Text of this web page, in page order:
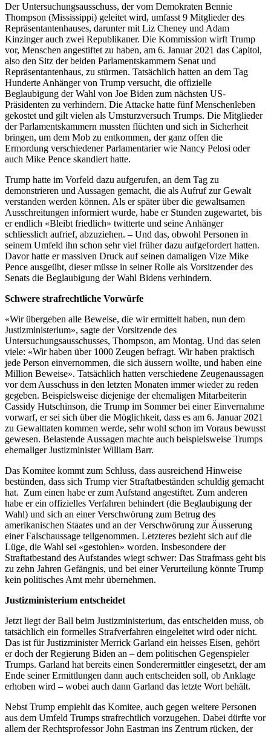
Der Untersuchungsausschuss, der vom Demokraten Bennie
Thompson (Mississippi) geleitet wird, umfasst 9 Mitglieder des
Repräsentantenhauses, darunter mit Liz Cheney und Adam
Kinzinger auch zwei Republikaner. Die Kommission wirft Trump
vor, Menschen angestiftet zu haben, am 6. Januar 2021 das Capitol,
also den Sitz der beiden Parlamentskammern Senat und
Repräsentantenhaus, zu stürmen. Tatsächlich hatten an dem Tag
Hunderte Anhänger von Trump versucht, die offizielle
Beglaubigung der Wahl von Joe Biden zum nächsten US-
Präsidenten zu verhindern. Die Attacke hatte fünf Menschenleben
gekostet und gilt vielen als Umsturzversuch Trumps. Die Mitglieder
der Parlamentskammern mussten flüchten und sich in Sicherheit
bringen, um dem Mob zu entkommen, der ganz offen die
Ermordung verschiedener Parlamentarier wie Nancy Pelosi oder
auch Mike Pence skandiert hatte.
Trump hatte im Vorfeld dazu aufgerufen, an dem Tag zu
demonstrieren und Aussagen gemacht, die als Aufruf zur Gewalt
verstanden werden können. Als er später über die gewaltsamen
Ausschreitungen informiert wurde, habe er Stunden zugewartet, bis
er endlich «Bleibt friedlich» twitterte und seine Anhänger
schliesslich aufrief, abzuziehen. – Und das, obwohl Personen in
seinem Umfeld ihn schon sehr viel früher dazu aufgefordert hatten.
Davor hatte er massiven Druck auf seinen damaligen Vize Mike
Pence ausgeübt, dieser müsse in seiner Rolle als Vorsitzender des
Senats die Beglaubigung der Wahl Bidens verhindern.
Schwere strafrechtliche Vorwürfe
«Wir übergeben alle Beweise, die wir ermittelt haben, nun dem
Justizministerium», sagte der Vorsitzende des
Untersuchungsausschusses, Thompson, am Montag. Und das seien
viele: «Wir haben über 1000 Zeugen befragt. Wir haben praktisch
jede Person einvernommen, die sich äussern wollte, und haben eine
Million Beweise». Tatsächlich hatten verschiedene Zeugenaussagen
vor dem Ausschuss in den letzten Monaten immer wieder zu reden
gegeben. Beispielsweise diejenige der ehemaligen Mitarbeiterin
Cassidy Hutschinson, die Trump im Sommer bei einer Einvernahme
vorwarf, er sei sich über die Möglichkeit, dass es am 6. Januar 2021
zu Gewalttaten kommen werde, sehr wohl schon im Voraus bewusst
gewesen. Belastende Aussagen machte auch beispielsweise Trumps
ehemaliger Justizminister William Barr.
Das Komitee kommt zum Schluss, dass ausreichend Hinweise
bestünden, dass sich Trump vier Straftatbeständen schuldig gemacht
hat. Zum einen habe er zum Aufstand angestiftet. Zum anderen
habe er ein offizielles Verfahren behindert (die Beglaubigung der
Wahl) und sich an einer Verschwörung zum Betrug des
amerikanischen Staates und an der Verschwörung zur Äusserung
einer Falschaussage teilgenommen. Letzteres bezieht sich auf die
Lüge, die Wahl sei «gestohlen» worden. Insbesondere der
Straftatbestand des Aufstandes wiegt schwer: Das Strafmass geht bis
zu zehn Jahren Gefängnis, und bei einer Verurteilung könnte Trump
kein politisches Amt mehr übernehmen.
Justizministerium entscheidet
Jetzt liegt der Ball beim Justizministerium, das entscheiden muss, ob
tatsächlich ein formelles Strafverfahren eingeleitet wird oder nicht.
Das ist für Justizminister Merrick Garland ein heisses Eisen, gehört
er doch der Regierung Biden an – dem politischen Gegenspieler
Trumps. Garland hat bereits einen Sonderermittler eingesetzt, der am
Ende seiner Ermittlungen dann auch entscheiden soll, ob Anklage
erhoben wird – wobei auch dann Garland das letzte Wort behält.
Nebst Trump empiehlt das Komitee, auch gegen weitere Personen
aus dem Umfeld Trumps strafrechtlich vorzugehen. Dabei dürfte vor
allem der Rechtsprofessor John Eastman ins Zentrum rücken, der